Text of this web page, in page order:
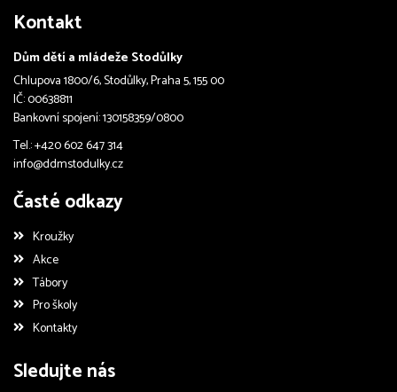
Kontakt
Dům dětí a mládeže Stodůlky
Chlupova 1800/6, Stodůlky, Praha 5, 155 00
IČ: 00638811
Bankovní spojení: 130158359/0800
Tel.: +420 602 647 314
info@ddmstodulky.cz
Časté odkazy
Kroužky
Akce
Tábory
Pro školy
Kontakty
Sledujte nás